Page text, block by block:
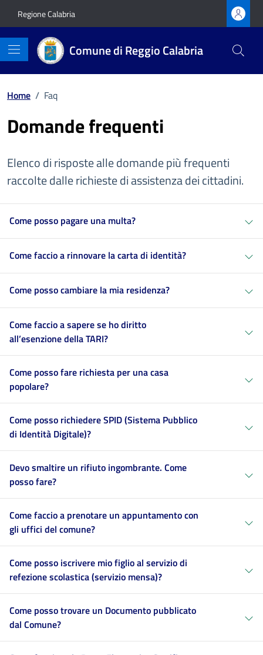
Regione Calabria
Comune di Reggio Calabria
Home / Faq
Domande frequenti
Elenco di risposte alle domande più frequenti
raccolte dalle richieste di assistenza dei cittadini.
Come posso pagare una multa?
Come faccio a rinnovare la carta di identità?
Come posso cambiare la mia residenza?
Come faccio a sapere se ho diritto
all’esenzione della TARI?
Come posso fare richiesta per una casa
popolare?
Come posso richiedere SPID (Sistema Pubblico
di Identità Digitale)?
Devo smaltire un rifiuto ingombrante. Come
posso fare?
Come faccio a prenotare un appuntamento con
gli uffici del comune?
Come posso iscrivere mio figlio al servizio di
refezione scolastica (servizio mensa)?
Come posso trovare un Documento pubblicato
dal Comune?